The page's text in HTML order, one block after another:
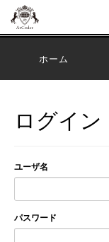
ホーム
ログイン
ユーザ名
パスワード